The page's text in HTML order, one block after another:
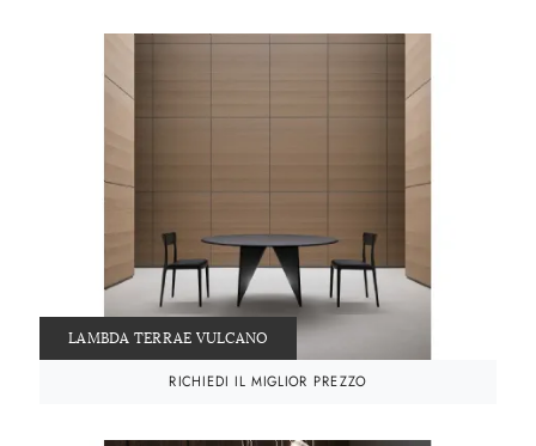
LAMBDA TERRAE VULCANO
RICHIEDI IL MIGLIOR PREZZO